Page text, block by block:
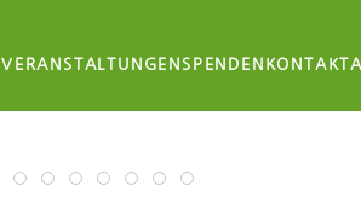
VERANSTALTUNGEN SPENDEN KONTAKT